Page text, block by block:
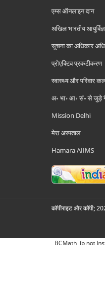
एम्स ऑनलाइन दान
अखिल भारतीय
सूचना का अधिकार
प्रोएक्टिव प्रकटीकरण
स्वास्थ्य और परिवार
अ॰ भा॰ आ॰ सं॰ से जुड़े
Mission Delhi
मेरा अस्पताल
Hamara AIIMS
कॉपीराइट और कॉपी;
BCMath lib not